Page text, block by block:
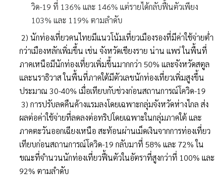
วิด-19 ที่ 136% และ 146% แต่รายได้กลับฟื้นตัวเพียง
103% และ 119% ตามลำดับ
2) นักท่องเที่ยวคนไทยมีแนวโน้มเที่ยวเมืองรองที่มีค่าใช้จ่ายต่ำ
กว่าเมืองหลักเพิ่มขึ้น เช่น จังหวัดเชียงราย น่าน แพร่ ในพื้นที่
ภาคเหนือมีนักท่องเที่ยวเพิ่มขึ้นมากกว่า 50% และจังหวัดสตูล
และนราธิวาส ในพื้นที่ภาคใต้มีตัวเลขนักท่องเที่ยวเพิ่มสูงขึ้น
ประมาณ 30-40% เมื่อเทียบกับช่วงก่อนสถานการณ์โควิด-19
3) การปรับลดคืนค้างแรมลงโดยเฉพาะกลุ่มจังหวัดห่างไกล ส่ง
ผลต่อค่าใช้จ่ายที่ลดลงต่อทริปโดยเฉพาะในกลุ่มภาคใต้ และ
ภาคตะวันออกเฉียงเหนือ สะท้อนผ่านเม็ดเงินจากการท่องเที่ยว
เทียบก่อนสถานการณ์โควิด-19 กลับมาที่ 58% และ 72% ใน
ขณะที่จำนวนนักท่องเที่ยวฟื้นตัวในอัตราที่สูงกว่าที่ 100% และ
92% ตามลำดับ